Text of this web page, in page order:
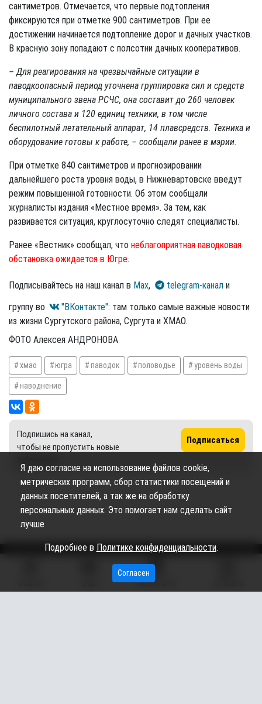
сантиметров. Отмечается, что первые подтопления
фиксируются при отметке 900 сантиметров. При ее
достижении начинается подтопление дорог и дачных участков.
В красную зону попадают с полсотни дачных кооперативов.
– Для реагирования на чрезвычайные ситуации в
паводкоопасный период уточнена группировка сил и средств
муниципального звена РСЧС, она составит до 260 человек
личного состава и 120 единиц техники, в том числе
беспилотный летательный аппарат, 14 плавсредств. Техника и
оборудование готовы к работе, – сообщали ранее в мэрии.
При отметке 840 сантиметров и прогнозировании
дальнейшего роста уровня воды, в Нижневартовске введут
режим повышенной готовности. Об этом сообщали
журналисты издания «Местное время». За тем, как
развивается ситуация, круглосуточно следят специалисты.
Ранее «Вестник» сообщал, что неблагоприятная паводковая
обстановка ожидается в Югре.
Подписывайтесь на наш канал в Max, telegram-канал и
группу во
"ВКонтакте": там только самые важные новости
из жизни Сургутского района, Сургута и ХМАО.
ФОТО Алексея АНДРОНОВА
хмао югра паводок половодье уровень воды
наводнение
Подпишись на канал,
чтобы не пропустить новые
Подписаться
Сетевое издание «Вестник Сургутского района» (16+)
МЫ НА КАРТЕ
Я даю согласие на использование файлов cookie,
метрических программ, сбор статистики посещений и
данных посетителей, а так же на обработку
персональных данных. Это помогает нам сделать сайт
лучше
Подробнее в Политике конфиденциальности.
Согласен